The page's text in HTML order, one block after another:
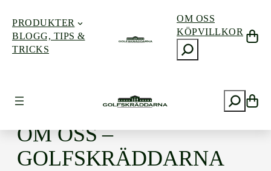
Hoppa
PRODUKTER
BLOGG, TIPS &
TRICKS
OM OSS
KÖPVILLKOR
ö
ö
OM OSS –
GOLFSKRÄDDARNA